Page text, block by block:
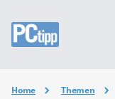
Home Themen